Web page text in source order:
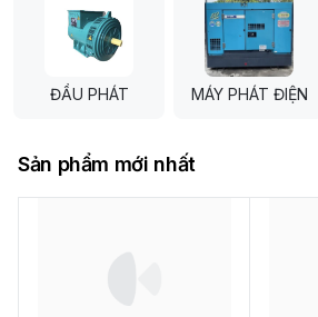
ĐẦU PHÁT MÁY PHÁT ĐIỆN
Sản phẩm mới nhất